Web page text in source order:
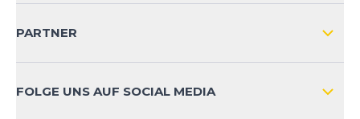
PARTNER
FOLGE UNS AUF SOCIAL MEDIA